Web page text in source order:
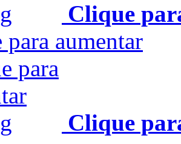
Clique
aumentar
Clique